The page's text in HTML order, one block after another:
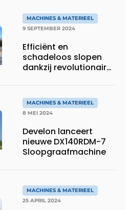
MACHINES & MATERIEEL
9 SEPTEMBER 2024
Efficiënt en
schadeloos slopen
dankzij revolutionaire
MACHINES & MATERIEEL
8 MEI 2024
Develon lanceert
nieuwe DX140RDM-7
Sloopgraafmachine
MACHINES & MATERIEEL
25 APRIL 2024